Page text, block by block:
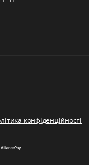
конфіденційності